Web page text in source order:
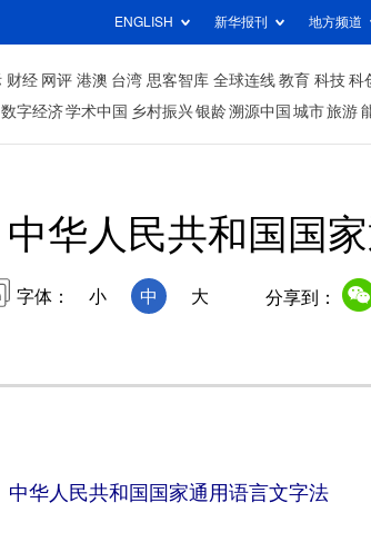
ENGLISH 新华报刊 地方频道
财经 网评 港澳 台湾 思客智库 全球连线 教育 科技 科
数字经济学术中国 乡村振兴银龄溯源中国 城市旅游
华人民共和国国
字体： 小 中 大 分享到：
中华人民共和国国家通用语言文字法